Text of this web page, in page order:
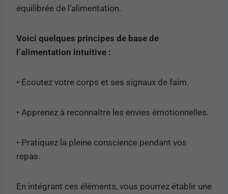
équilibrée de l’alimentation.
Voici quelques principes de base de
l’alimentation intuitive :
• Écoutez votre corps et ses signaux de faim.
• Apprenez à reconnaître les envies émotionnelles.
• Pratiquez la pleine conscience pendant vos
repas.
En intégrant ces éléments, vous pourrez établir une